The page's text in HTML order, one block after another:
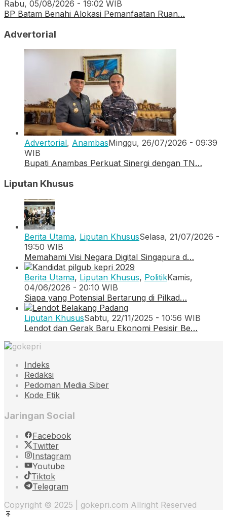
Rabu, 05/08/2026 - 19:02 WIB
BP Batam Benahi Alokasi Pemanfaatan Ruan…
Advertorial
Advertorial, AnambasMinggu, 26/07/2026 - 09:39
WIB
Bupati Anambas Perkuat Sinergi dengan TN…
Liputan Khusus
Berita Utama, Liputan KhususSelasa, 21/07/2026 -
19:50 WIB
Memahami Visi Negara Digital Singapura d…
Berita Utama, Liputan Khusus, PolitikKamis,
04/06/2026 - 20:10 WIB
Siapa yang Potensial Bertarung di Pilkad…
Liputan KhususSabtu, 22/11/2025 - 10:56 WIB
Lendot dan Gerak Baru Ekonomi Pesisir Be…
Indeks
Redaksi
Pedoman Media Siber
Kode Etik
Jaringan Social
Facebook
Twitter
Instagram
Youtube
Tiktok
Telegram
Copyright © 2025 | gokepri.com Allright Reserved